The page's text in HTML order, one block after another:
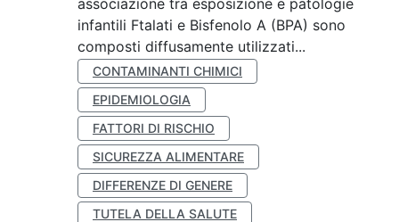
associazione tra esposizione e patologie
infantili Ftalati e Bisfenolo A (BPA) sono
composti diffusamente utilizzati...
CONTAMINANTI CHIMICI
EPIDEMIOLOGIA
FATTORI DI RISCHIO
SICUREZZA ALIMENTARE
DIFFERENZE DI GENERE
TUTELA DELLA SALUTE